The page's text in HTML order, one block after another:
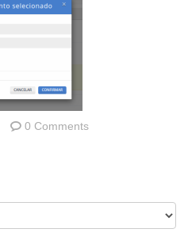
0 Comments